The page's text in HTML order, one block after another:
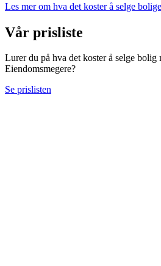
Les mer om hva det koster å selge
Vår prisliste
Lurer du på hva det koster å selge bolig
Eiendomsmegere?
Se prislisten